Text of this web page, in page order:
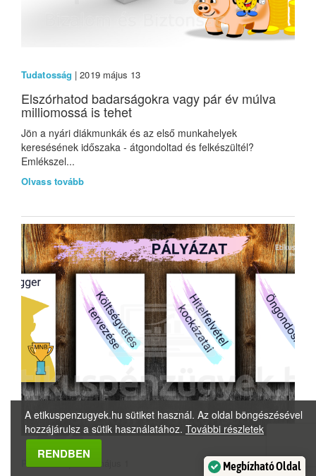
Tudatosság | 2019 május 13
Elszórhatod badarságokra vagy pár év múlva
milliomossá is tehet
Jön a nyári diákmunkák és az első munkahelyek
keresésének időszaka - átgondoltad és felkészültél?
Emlékszel...
Olvass tovább
Pénzhírek | 2019 május 1
A etikuspenzugyek.hu sütiket használ. Az oldal böngészésével
hozzájárulsz a sütik használatához. További részletek
RENDBEN
Megbízható Oldal